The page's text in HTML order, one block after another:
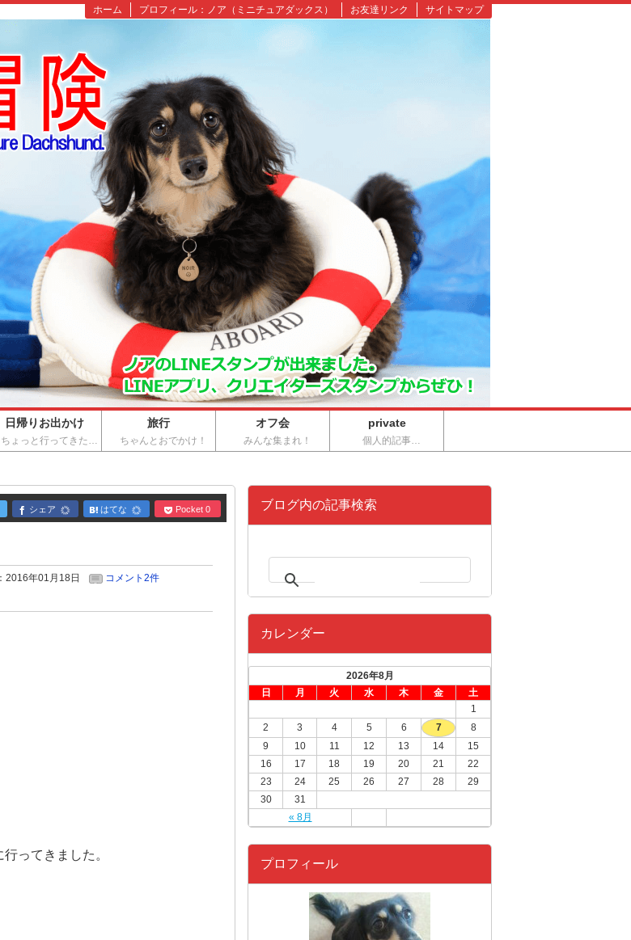
サイトマップ
お友達リンク
プロフィール：ノア（ミニチュアダックス）
ホーム
日帰りお出かけ
ちょっと行ってきた…
旅行
ちゃんとおでかけ！
オフ会
みんな集まれ！
private
個人的記事…
シェア はてな Pocket 0
2016年01月18日
コメント2件
ってきました。
ブログ内の記事検索
カレンダー
2026年8月
日
月 火 水 木 金 土
« 8月
1
2
3 4 5 6 7
8
9
10 11 12 13 14
15
16
17 18 19 20 21
22
23
24 25 26 27 28
29
30
31
プロフィール